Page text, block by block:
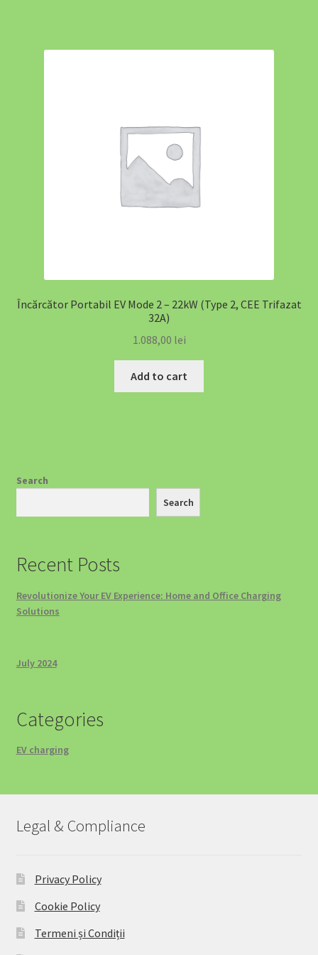
Încărcător Portabil EV Mode 2 – 22kW (Type 2, CEE Trifazat
32A)
1.088,00 lei
Add to cart
Search
Search
Recent Posts
Revolutionize Your EV Experience: Home and Office Charging
Solutions
July 2024
Categories
EV charging
Legal & Compliance
Privacy Policy
Cookie Policy
Termeni și Condiții